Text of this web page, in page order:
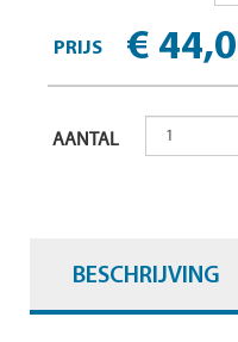
PRIJS €
AANTAL
BESCHRIJVING